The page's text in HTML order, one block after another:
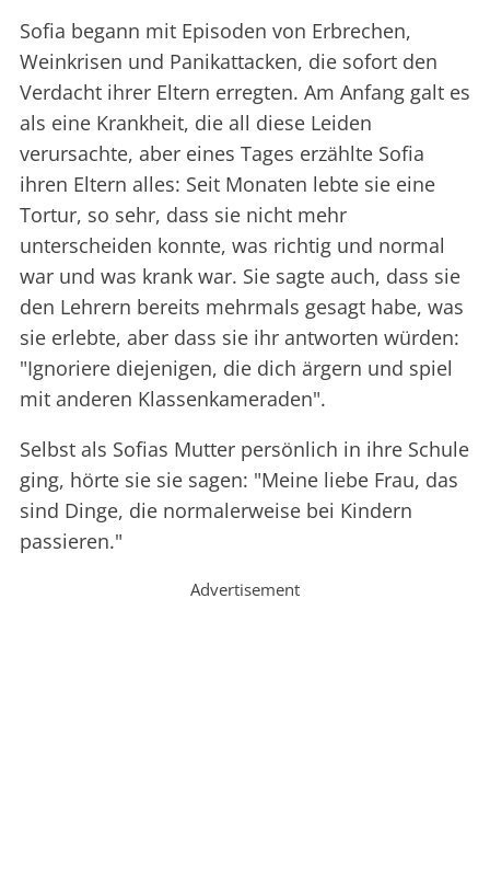
Sofia begann mit Episoden von Erbrechen,
Weinkrisen und Panikattacken, die sofort den
Verdacht ihrer Eltern erregten. Am Anfang galt es
als eine Krankheit, die all diese Leiden
verursachte, aber eines Tages erzählte Sofia
ihren Eltern alles: Seit Monaten lebte sie eine
Tortur, so sehr, dass sie nicht mehr
unterscheiden konnte, was richtig und normal
war und was krank war. Sie sagte auch, dass sie
den Lehrern bereits mehrmals gesagt habe, was
sie erlebte, aber dass sie ihr antworten würden:
"Ignoriere diejenigen, die dich ärgern und spiel
mit anderen Klassenkameraden".
Selbst als Sofias Mutter persönlich in ihre Schule
ging, hörte sie sie sagen: "Meine liebe Frau, das
sind Dinge, die normalerweise bei Kindern
passieren."
Advertisement